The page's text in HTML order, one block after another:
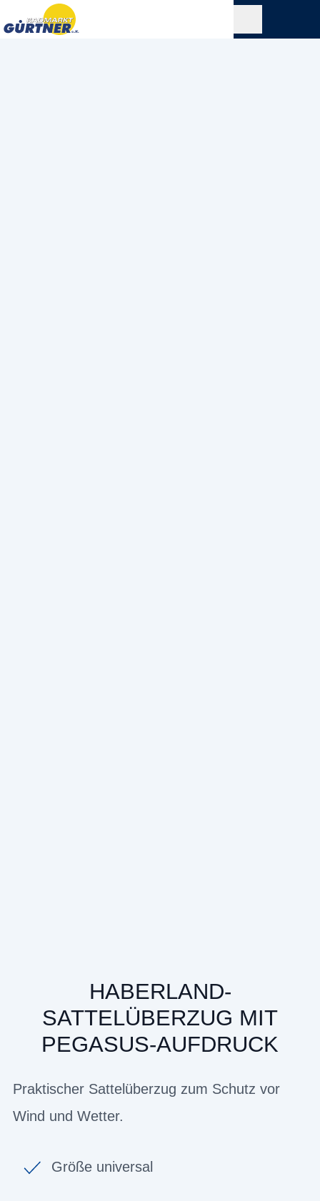
HABERLAND-
SATTELÜBERZUG MIT
PEGASUS-AUFDRUCK
Praktischer Sattelüberzug zum Schutz vor
Wind und Wetter.
Größe universal